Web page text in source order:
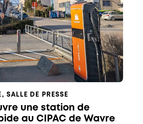
, SALLE DE PRESSE
une station de
au CIPAC de Wavre